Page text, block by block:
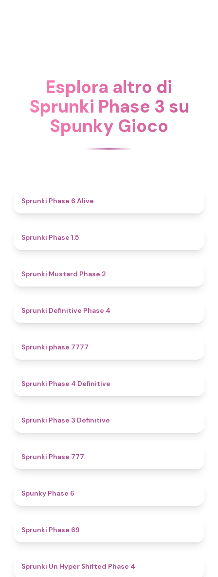
Esplora altro di
Sprunki Phase 3 su
Spunky Gioco
Sprunki Phase 6 Alive
Sprunki Phase 1.5
Sprunki Mustard Phase 2
Sprunki Definitive Phase 4
Sprunki phase 7777
Sprunki Phase 4 Definitive
Sprunki Phase 3 Definitive
Sprunki Phase 777
Spunky Phase 6
Sprunki Phase 69
Sprunki Un Hyper Shifted Phase 4